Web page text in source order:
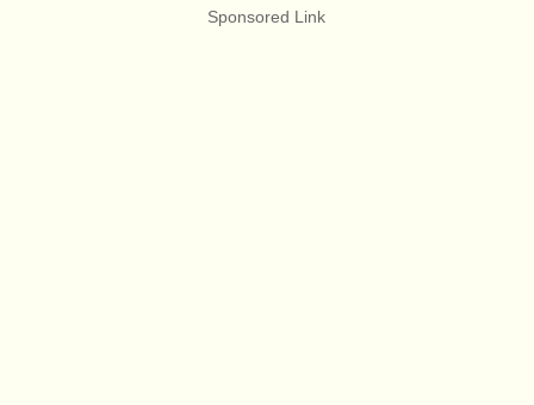
Sponsored Link